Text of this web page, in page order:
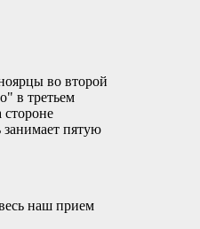
во второй
в третьем
стороне
пятую
наш прием